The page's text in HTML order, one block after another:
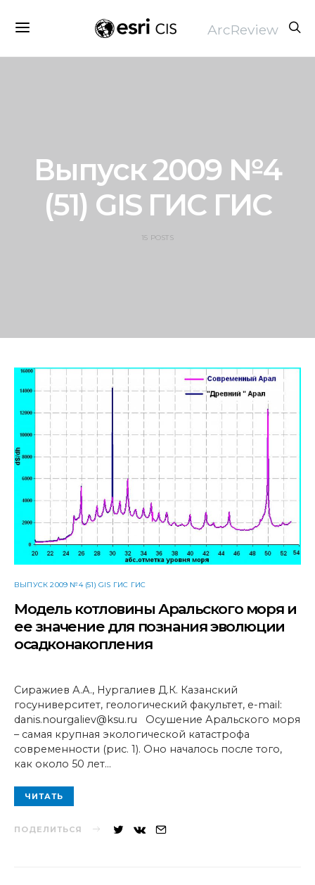
ArcReview
Выпуск 2009 №4
(51) GIS ГИС ГИС
15 POSTS
ВЫПУСК 2009 №4 (51) GIS ГИС ГИС
Модель котловины Аральского моря и
ее значение для познания эволюции
осадконакопления
Сиражиев А.А., Нургалиев Д.К. Казанский
госуниверситет, геологический факультет, e-mail:
danis.nourgaliev@ksu.ru Осушение Аральского моря
– самая крупная экологической катастрофа
современности (рис. 1). Оно началось после того,
как около 50 лет…
ЧИТАТЬ
ПОДЕЛИТЬСЯ